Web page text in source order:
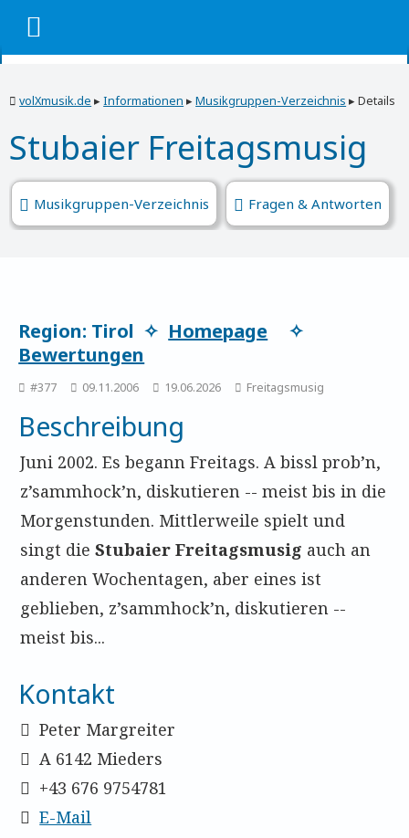
volXmusik.de ▸Informationen ▸Musikgruppen-Verzeichnis ▸Details
Stubaier Freitagsmusig
Musikgruppen-Verzeichnis Fragen & Antworten
Region: Tirol ✧ Homepage
✧
Bewertungen
#377 09.11.2006 19.06.2026 Freitagsmusig
Beschreibung
Juni 2002. Es begann Freitags. A bissl prob’n,
z’sammhock’n, diskutieren -- meist bis in die
Morgenstunden. Mittlerweile spielt und
singt dieStubaier Freitagsmusig auch an
anderen Wochentagen, aber eines ist
geblieben, z’sammhock’n, diskutieren --
meist bis...
Kontakt
Peter Margreiter
A 6142 Mieders
+43 676 9754781
E-Mail